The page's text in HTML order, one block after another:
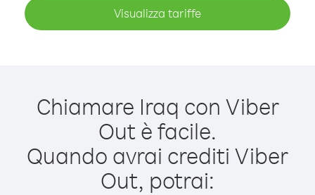
Visualizza tariffe
Chiamare Iraq con Viber
Out è facile.
Quando avrai crediti Viber
Out, potrai: